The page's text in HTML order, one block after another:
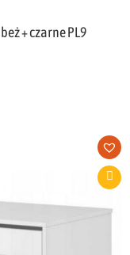
+ czarne PL9